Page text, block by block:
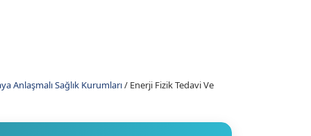
Anlaşmalı Sağlık Kurumları/ Enerji Fizik Tedavi Ve